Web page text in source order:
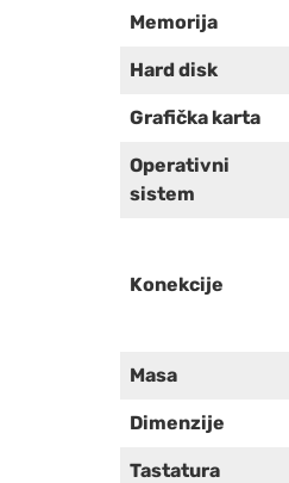
Memorija
Hard disk
Grafička karta
Operativni
sistem
Konekcije
Masa
Dimenzije
Tastatura